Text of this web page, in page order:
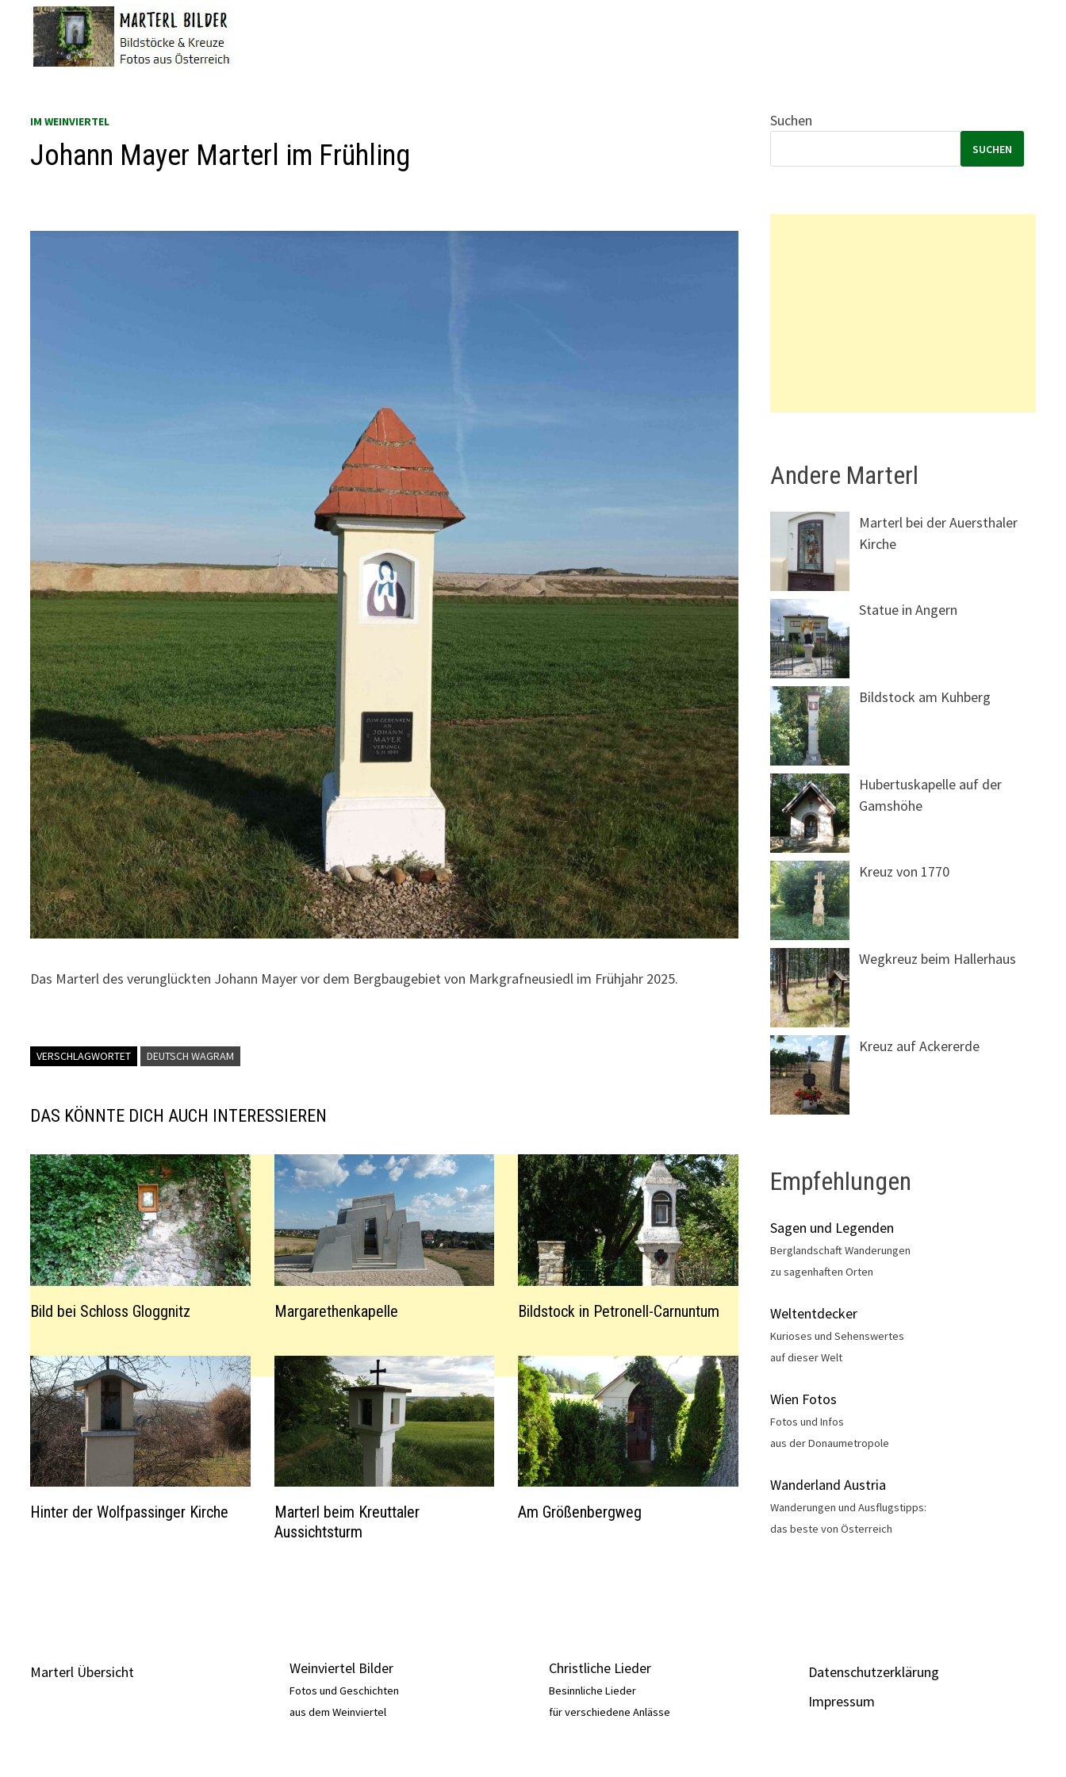
springen
IM WEINVIERTEL
Johann Mayer Marterl im Frühling
Das Marterl des verunglückten Johann Mayer vor dem Bergbaugebiet von Markgrafneusiedl im Frühjahr 2025.
VERSCHLAGWORTET DEUTSCH WAGRAM
DAS KÖNNTE DICH AUCH INTERESSIEREN
Bild bei Schloss Gloggnitz Margarethenkapelle Bildstock in Petronell-Carnuntum
Hinter der Wolfpassinger Kirche
Marterl beim Kreuttaler
Aussichtsturm
Am Größenbergweg
Suchen
SUCHEN
Andere Marterl
Marterl bei der Auersthaler
Kirche
Statue in Angern
Bildstock am Kuhberg
Hubertuskapelle auf der
Gamshöhe
Kreuz von 1770
Wegkreuz beim Hallerhaus
Kreuz auf Ackererde
Empfehlungen
Sagen und Legenden
Berglandschaft Wanderungen
zu sagenhaften Orten
Weltentdecker
Kurioses und Sehenswertes
auf dieser Welt
Wien Fotos
Fotos und Infos
aus der Donaumetropole
Wanderland Austria
Wanderungen und Ausflugstipps:
das beste von Österreich
Marterl Übersicht Weinviertel Bilder
Fotos und Geschichten
aus dem Weinviertel
Christliche Lieder
Besinnliche Lieder
für verschiedene Anlässe
Datenschutzerklärung
Impressum